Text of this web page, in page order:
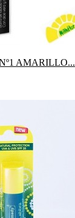
AMARILLO...